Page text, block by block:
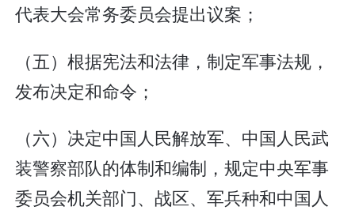
代表大会常务委员会提出议案；
（五）根据宪法和法律，制定军事法规，
发布决定和命令；
（六）决定中国人民解放军、中国人民武
装警察部队的体制和编制，规定中央军事
委员会机关部门、战区、军兵种和中国人